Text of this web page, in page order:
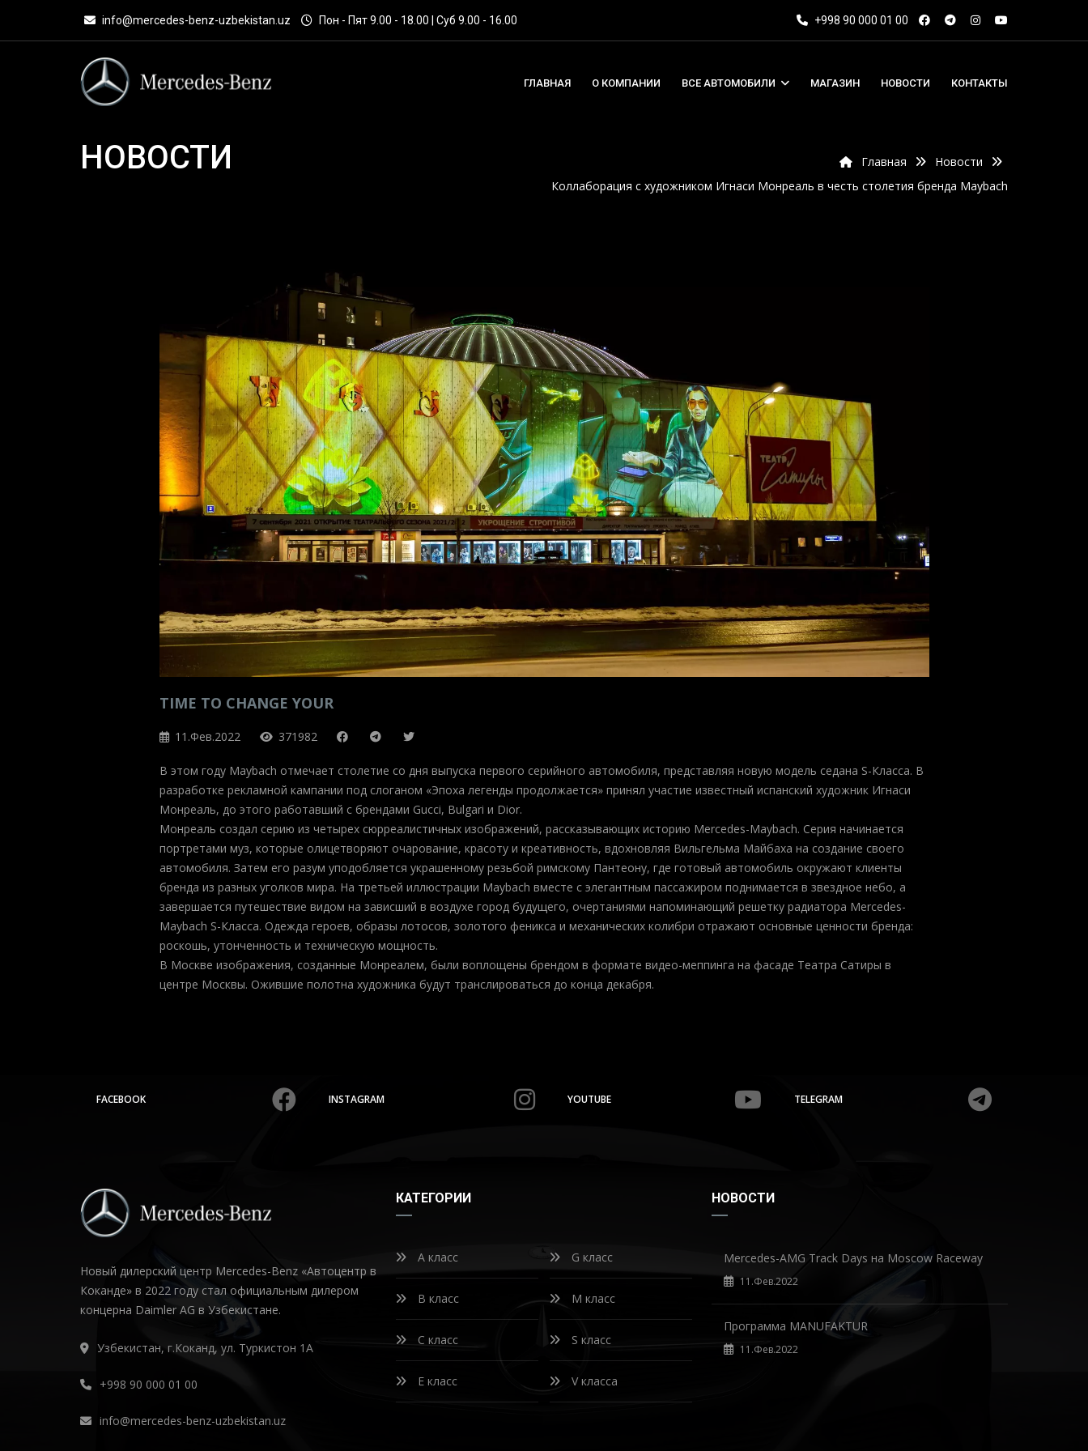
info@mercedes-benz-uzbekistan.uz Пон - Пят 9.00 - 18.00 | Суб 9.00 - 16.00 +998 90 000 01 00
ГЛАВНАЯ О КОМПАНИИ ВСЕ АВТОМОБИЛИ МАГАЗИН НОВОСТИ КОНТАКТЫ
НОВОСТИ Главная
Новости
Коллаборация с художником Игнаси Монреаль в честь столетия бренда Maybach
TIME TO CHANGE YOUR
11.Фев.2022 371982
В этом году Maybach отмечает столетие со дня выпуска первого серийного автомобиля, представляя новую модель седана S-Класса. В
разработке рекламной кампании под слоганом «Эпоха легенды продолжается» принял участие известный испанский художник Игнаси
Монреаль, до этого работавший с брендами Gucci, Bulgari и Dior.
Монреаль создал серию из четырех сюрреалистичных изображений, рассказывающих историю Mercedes-Maybach. Серия начинается
портретами муз, которые олицетворяют очарование, красоту и креативность, вдохновляя Вильгельма Майбаха на создание своего
автомобиля. Затем его разум уподобляется украшенному резьбой римскому Пантеону, где готовый автомобиль окружают клиенты
бренда из разных уголков мира. На третьей иллюстрации Maybach вместе с элегантным пассажиром поднимается в звездное небо, а
завершается путешествие видом на зависший в воздухе город будущего, очертаниями напоминающий решетку радиатора Mercedes-
Maybach S-Класса. Одежда героев, образы лотосов, золотого феникса и механических колибри отражают основные ценности бренда:
роскошь, утонченность и техническую мощность.
В Москве изображения, созданные Монреалем, были воплощены брендом в формате видео-меппинга на фасаде Театра Сатиры в
центре Москвы. Ожившие полотна художника будут транслироваться до конца декабря.
FACEBOOK INSTAGRAM YOUTUBE TELEGRAM
Новый дилерский центр Mercedes-Benz «Автоцентр в
Коканде» в 2022 году стал официальным дилером
концерна Daimler AG в Узбекистане.
Узбекистан, г.Коканд, ул. Туркистон 1А
+998 90 000 01 00
info@mercedes-benz-uzbekistan.uz
КАТЕГОРИИ
A класс
B класс
C класс
E класс
G класс
M класс
S класс
V класса
НОВОСТИ
Mercedes-AMG Track Days на Moscow Raceway
11.Фев.2022
Программа MANUFAKTUR
11.Фев.2022